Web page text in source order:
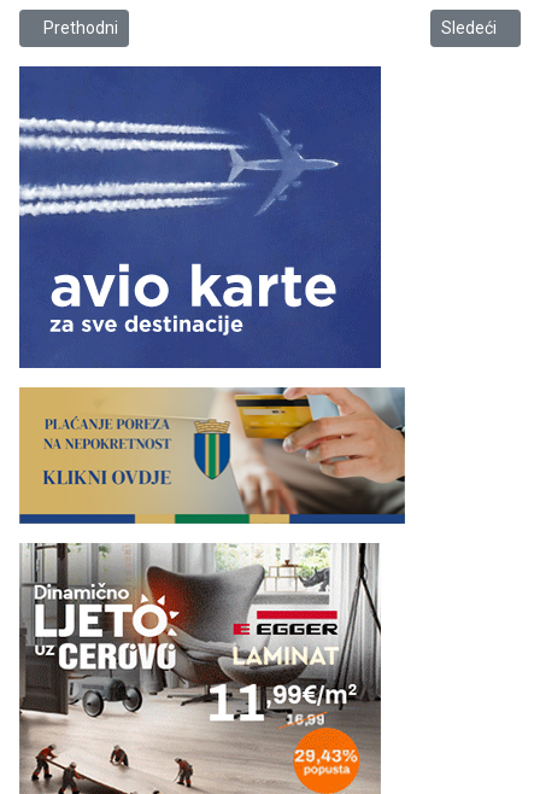
Prethodni članak: Video: Sve se može na lijepo i dogovorom!
Prethodni Sledeći
Sledeći